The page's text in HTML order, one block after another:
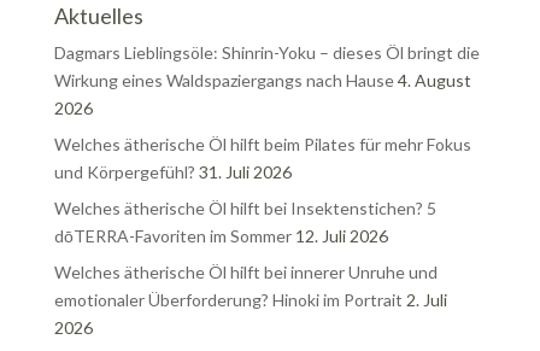
Aktuelles
Dagmars Lieblingsöle: Shinrin-Yoku – dieses Öl bringt die
Wirkung eines Waldspaziergangs nach Hause4. August
2026
Welches ätherische Öl hilft beim Pilates für mehr Fokus
und Körpergefühl? 31. Juli 2026
Welches ätherische Öl hilft bei Insektenstichen? 5
dōTERRA-Favoriten im Sommer 12. Juli 2026
Welches ätherische Öl hilft bei innerer Unruhe und
emotionaler Überforderung? Hinoki im Portrait 2. Juli
2026